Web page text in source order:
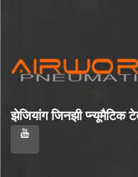
झेजियांग जिनझी प्न्यूमैटिक